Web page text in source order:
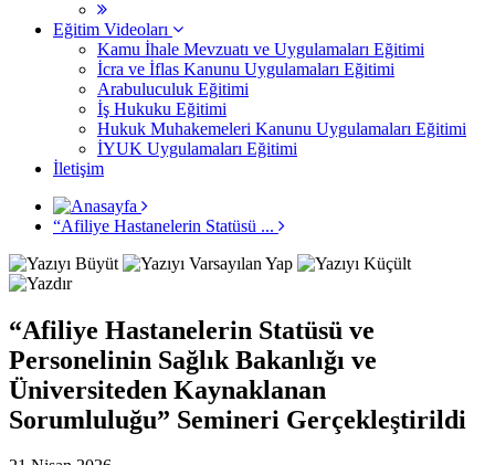
Eğitim Videoları
Kamu İhale Mevzuatı ve Uygulamaları Eğitimi
İcra ve İflas Kanunu Uygulamaları Eğitimi
Arabuluculuk Eğitimi
İş Hukuku Eğitimi
Hukuk Muhakemeleri Kanunu Uygulamaları Eğitimi
İYUK Uygulamaları Eğitimi
İletişim
“Afiliye Hastanelerin Statüsü ...
“Afiliye Hastanelerin Statüsü ve
Personelinin Sağlık Bakanlığı ve
Üniversiteden Kaynaklanan
Sorumluluğu” Semineri Gerçekleştirildi